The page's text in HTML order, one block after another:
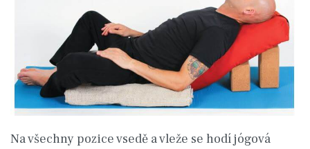
Na všechny pozice vsedě a vleže se hodí jógová